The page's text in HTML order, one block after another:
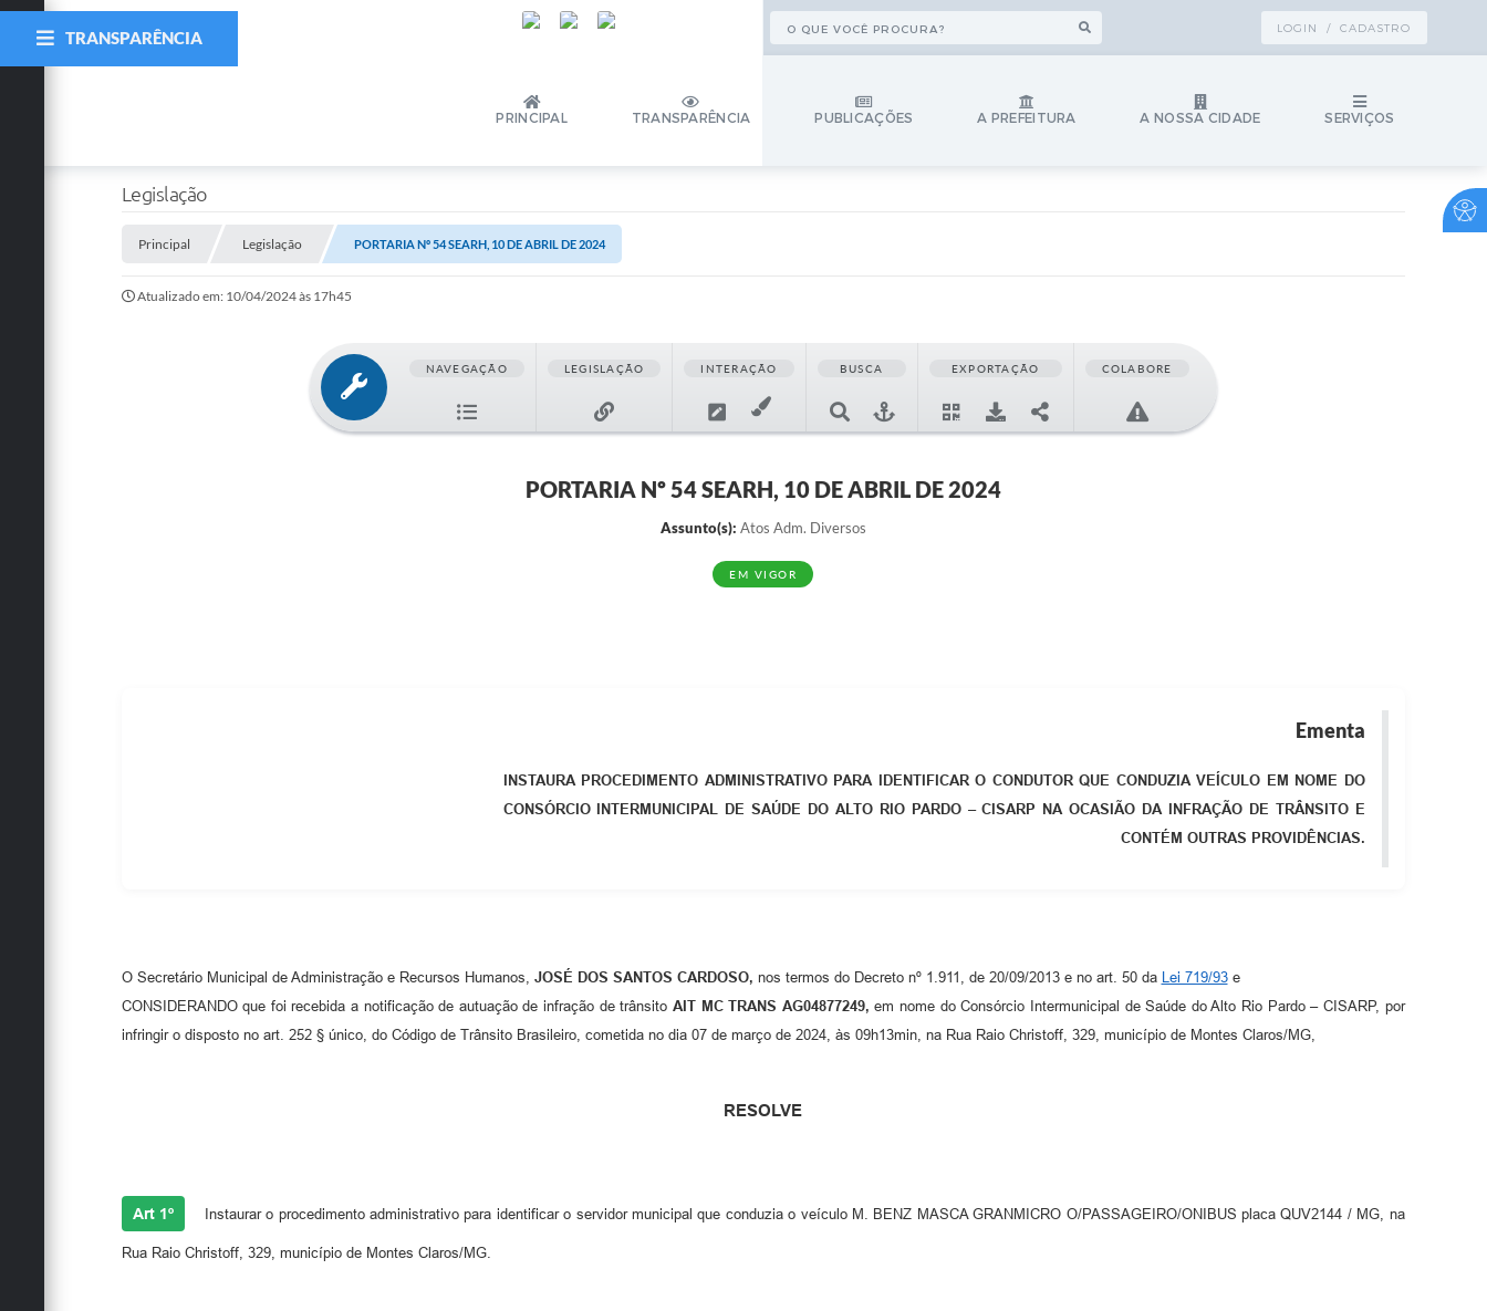
LOGIN / CADASTRO
PRINCIPAL TRANSPARÊNCIA PUBLICAÇÕES A PREFEITURA A NOSSA CIDADE SERVIÇOS
TRANSPARÊNCIA
Legislação
Principal Legislação PORTARIA Nº 54 SEARH, 10 DE ABRIL DE 2024
Atualizado em: 10/04/2024 às 17h45
NAVEGAÇÃO LEGISLAÇÃO INTERAÇÃO BUSCA EXPORTAÇÃO COLABORE
PORTARIA Nº 54 SEARH, 10 DE ABRIL DE 2024
Assunto(s): Atos Adm. Diversos
EM VIGOR
Ementa
INSTAURA PROCEDIMENTO ADMINISTRATIVO PARA IDENTIFICAR O CONDUTOR QUE CONDUZIA VEÍCULO EM NOME DO
CONSÓRCIO INTERMUNICIPAL DE SAÚDE DO ALTO RIO PARDO – CISARP NA OCASIÃO DA INFRAÇÃO DE TRÂNSITO E
CONTÉM OUTRAS PROVIDÊNCIAS.
O Secretário Municipal de Administração e Recursos Humanos, JOSÉ DOS SANTOS CARDOSO, nos termos do Decreto nº 1.911, de 20/09/2013 e no art. 50 da Lei 719/93e
CONSIDERANDO que foi recebida a notificação de autuação de infração de trânsito AIT MC TRANS AG04877249, em nome do Consórcio Intermunicipal de Saúde do Alto Rio Pardo – CISARP, por
infringir o disposto no art. 252 § único, do Código de Trânsito Brasileiro, cometida no dia 07 de março de 2024, às 09h13min, na Rua Raio Christoff, 329, município de Montes Claros/MG,
RESOLVE
Art 1º Instaurar o procedimento administrativo para identificar o servidor municipal que conduzia o veículo M. BENZ MASCA GRANMICRO O/PASSAGEIRO/ONIBUS placa QUV2144 / MG, na
Rua Raio Christoff, 329, município de Montes Claros/MG.